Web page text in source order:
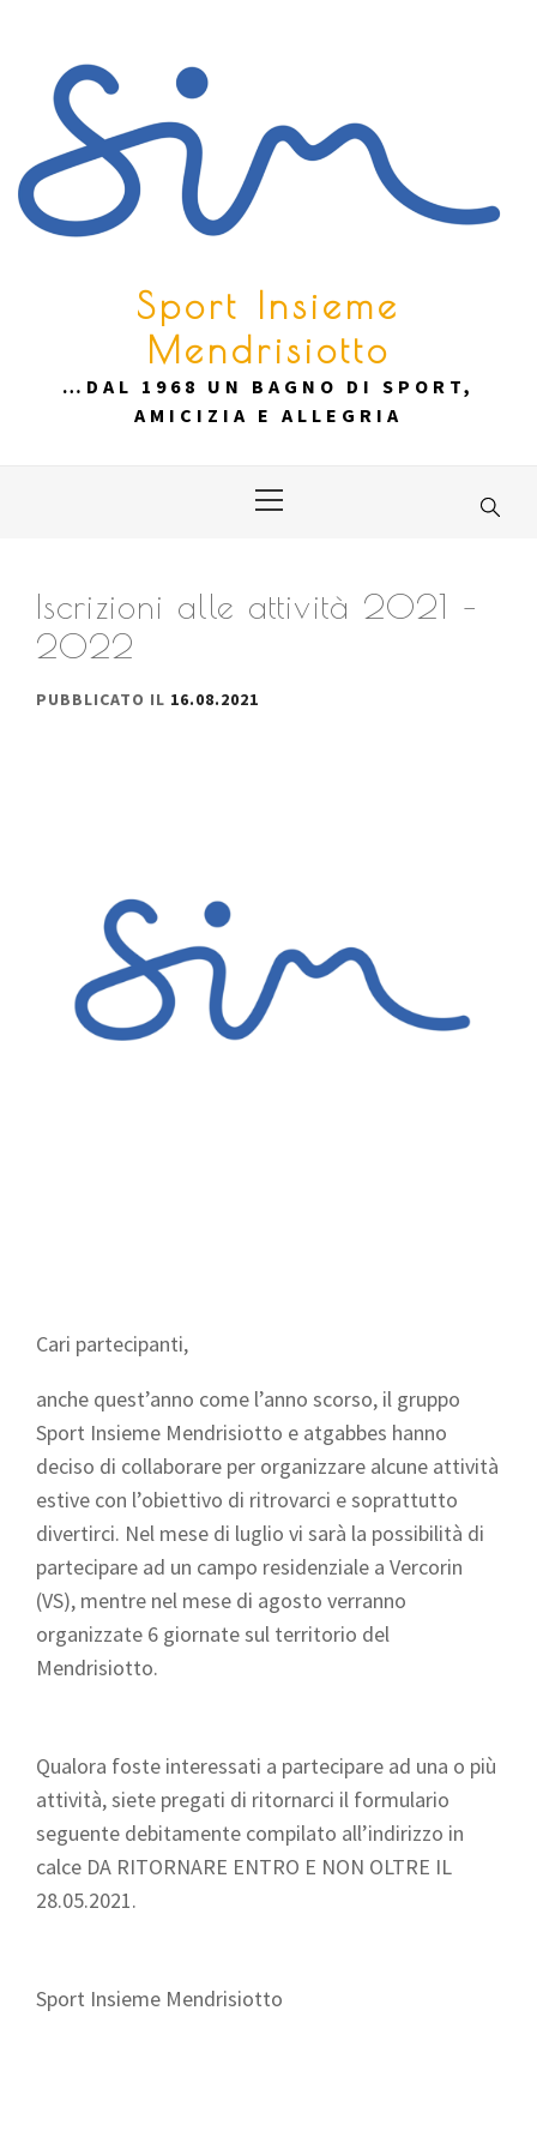
content
Sport Insieme
Mendrisiotto
…DAL 1968 UN BAGNO DI SPORT,
AMICIZIA E ALLEGRIA
Menu
Iscrizioni alle attività 2021 –
2022
PUBBLICATO IL 16.08.2021
Cari partecipanti,
anche quest’anno come l’anno scorso, il gruppo
Sport Insieme Mendrisiotto e atgabbes hanno
deciso di collaborare per organizzare alcune attività
estive con l’obiettivo di ritrovarci e soprattutto
divertirci. Nel mese di luglio vi sarà la possibilità di
partecipare ad un campo residenziale a Vercorin
(VS), mentre nel mese di agosto verranno
organizzate 6 giornate sul territorio del
Mendrisiotto.
Qualora foste interessati a partecipare ad una o più
attività, siete pregati di ritornarci il formulario
seguente debitamente compilato all’indirizzo in
calce DA RITORNARE ENTRO E NON OLTRE IL
28.05.2021.
Sport Insieme Mendrisiotto